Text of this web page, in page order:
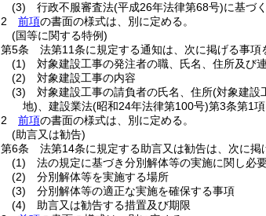
(3)
行政不服審査法(平成26年法律第68号)に基づ
2
前項の書面の様式は、別に定める。
(国等に関する特例)
第5条
法第11条に規定する通知は、次に掲げる事項
(1)
対象建設工事の発注者の職、氏名、住所及び
(2)
対象建設工事の内容
(3)
対象建設工事の請負者の氏名、住所(対象建設
地) 、建設業法(昭和24年法律第100号)第3条第1
2
前項の書面の様式は、別に定める。
(助言又は勧告)
第6条
法第14条に規定する助言又は勧告は、次に掲
(1)
法の規定に基づき分別解体等の実施に関し必
(2)
分別解体等を実施する場所
(3)
分別解体等の適正な実施を確保する事項
(4)
助言又は勧告する措置及び期限